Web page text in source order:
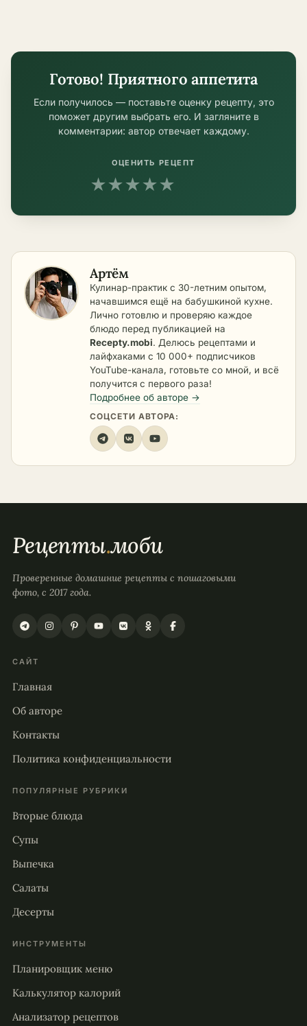
Готово! Приятного аппетита
Если получилось — поставьте оценку рецепту, это
поможет другим выбрать его. И загляните в
комментарии: автор отвечает каждому.
ОЦЕНИТЬ РЕЦЕПТ
★★★★★
Артём
Кулинар-практик с 30-летним опытом,
начавшимся ещё на бабушкиной кухне.
Лично готовлю и проверяю каждое
блюдо перед публикацией на
Recepty.mobi. Делюсь рецептами и
лайфхаками с 10 000+ подписчиков
YouTube-канала, готовьте со мной, и всё
получится с первого раза!
Подробнее об авторе →
СОЦСЕТИ АВТОРА:
Рецепты.моби
Проверенные домашние рецепты с пошаговыми
фото, с 2017 года.
САЙТ
Главная
Об авторе
Контакты
Политика конфиденциальности
ПОПУЛЯРНЫЕ РУБРИКИ
Вторые блюда
Супы
Выпечка
Салаты
Десерты
ИНСТРУМЕНТЫ
Планировщик меню
Калькулятор калорий
Анализатор рецептов